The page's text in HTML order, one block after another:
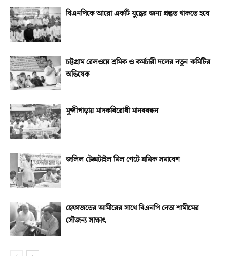
বিএনপিকে আরো একটি যুদ্ধের জন্য প্রস্তুত থাকতে হবে
চট্টগ্রাম রেলওয়ে শ্রমিক ও কর্মচারী দলের নতুন কমিটির
অভিষেক
মুন্সীপাড়ায় মাদকবিরোধী মানববন্ধন
জলিল টেক্সটাইল মিল গেটে শ্রমিক সমাবেশ
হেফাজতের আমীরের সাথে বিএনপি নেতা শামীমের
সৌজন্য সাক্ষাৎ